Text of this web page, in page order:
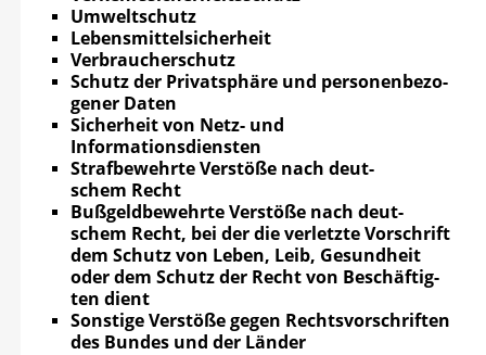
Umwelt­schutz
Lebens­mit­tel­si­cher­heit
Ver­brau­cher­schutz
Schutz der Pri­vat­sphä­re und per­so­nen­be­zo­
ge­ner Daten
Sicher­heit von Netz- und
Informationsdiensten
Straf­be­wehr­te Ver­stö­ße nach deut­
schem Recht
Buß­geld­be­wehr­te Ver­stö­ße nach deut­
schem Recht, bei der die ver­letz­te Vor­schrift
dem Schutz von Leben, Leib, Gesund­heit
oder dem Schutz der Recht von Beschäf­tig­
ten dient
Sons­ti­ge Ver­stö­ße gegen Rechts­vor­schrif­ten
des Bun­des und der Länder